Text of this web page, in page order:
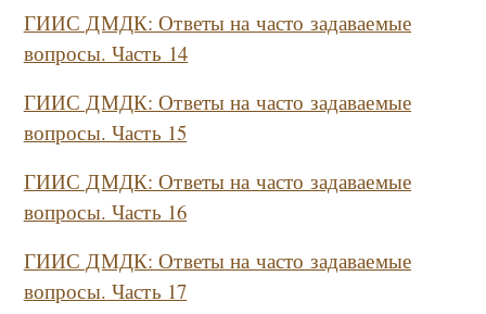
ГИИС ДМДК: Ответы на часто задаваемые
вопросы. Часть 14
ГИИС ДМДК: Ответы на часто задаваемые
вопросы. Часть 15
ГИИС ДМДК: Ответы на часто задаваемые
вопросы. Часть 16
ГИИС ДМДК: Ответы на часто задаваемые
вопросы. Часть 17